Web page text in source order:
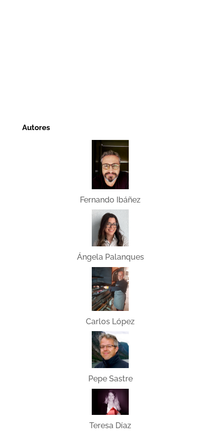
Autores
Fernando Ibáñez
Ángela Palanques
Carlos López
Pepe Sastre
Teresa Díaz